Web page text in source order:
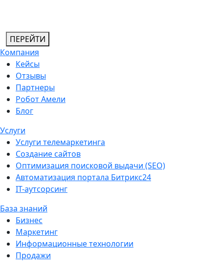
ПЕРЕЙТИ
Компания
Кейсы
Отзывы
Партнеры
Робот Амели
Блог
Услуги
Услуги телемаркетинга
Создание сайтов
Оптимизация поисковой выдачи (SEO)
Автоматизация портала Битрикс24
IT-аутсорсинг
База знаний
Бизнес
Маркетинг
Информационные технологии
Продажи